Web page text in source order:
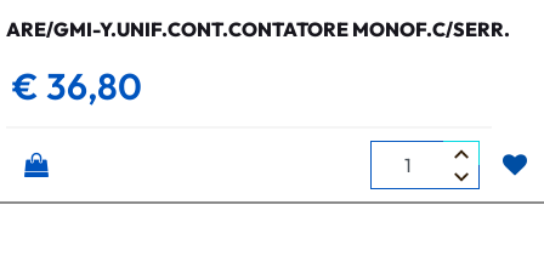
ARE/GMI-Y.UNIF.CONT.CONTATORE MONOF.C/SERR.
€ 36,80
Quantità